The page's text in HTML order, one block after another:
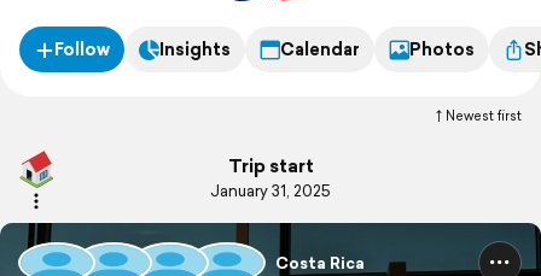
Follow Insights Calendar Photos
Newest first
Trip start
January 31, 2025
Costa Rica